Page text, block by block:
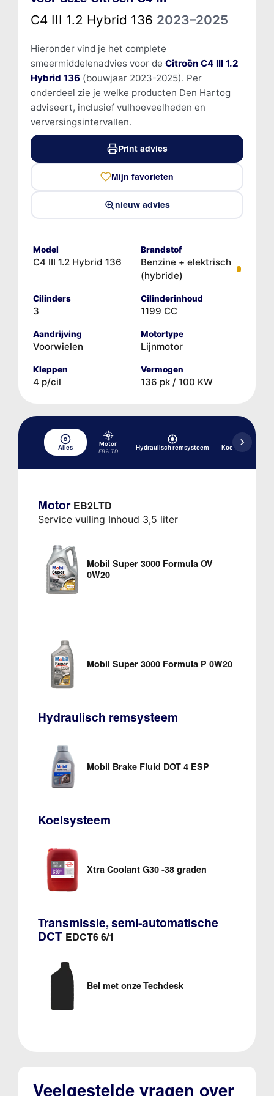
C4 III 1.2 Hybrid 136 2023–2025
Hieronder vind je het complete
smeermiddelenadvies voor de Citroën C4 III 1.2
Hybrid 136(bouwjaar 2023-2025). Per
onderdeel zie je welke producten Den Hartog
adviseert, inclusief vulhoeveelheden en
verversingsintervallen.
Print advies
Mijn favorieten
nieuw advies
Model
C4 III 1.2 Hybrid 136
Brandstof
Benzine + elektrisch
(hybride)
Cilinders
3
Cilinderinhoud
1199 CC
Aandrijving
Voorwielen
Motortype
Lijnmotor
Kleppen
4 p/cil
Vermogen
136 pk / 100 KW
Alles
Motor
EB2LTD
Hydraulisch remsysteem Koelsysteem
Motor EB2LTD
Service vulling Inhoud 3,5 liter
Mobil Super 3000 Formula OV
0W20
Mobil Super 3000 Formula P 0W20
Hydraulisch remsysteem
Mobil Brake Fluid DOT 4 ESP
Koelsysteem
Xtra Coolant G30 -38 graden
Transmissie, semi-automatische
DCT EDCT6 6/1
Bel met onze Techdesk
Veelgestelde vragen over